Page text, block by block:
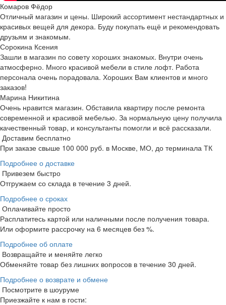
Комаров Фёдор
Отличный магазин и цены. Широкий ассортимент нестандартных и
красивых вещей для декора. Буду покупать ещё и рекомендовать
друзьям и знакомым.
Сорокина Ксения
Зашли в магазин по совету хороших знакомых. Внутри очень
атмосферно. Много красивой мебели в стиле лофт. Работа
персонала очень порадовала. Хороших Вам клиентов и много
заказов!
Марина Никитина
Очень нравится магазин. Обставила квартиру после ремонта
современной и красивой мебелью. За нормальную цену получила
качественный товар, и консультанты помогли и всё рассказали.
Доставим бесплатно
При заказе свыше 100 000 руб. в Москве, МО, до терминала ТК
Подробнее о доставке
Привезем быстро
Отгружаем со склада в течение 3 дней.
Подробнее о сроках
Оплачивайте просто
Расплатитесь картой или наличными после получения товара.
Или оформите рассрочку на 6 месяцев без %.
Подробнее об оплате
Возвращайте и меняйте легко
Обменяйте товар без лишних вопросов в течение 30 дней.
Подробнее о возврате и обмене
Посмотрите в шоуруме
Приезжайте к нам в гости: